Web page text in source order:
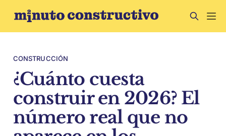
CONSTRUCCIÓN
¿Cuánto cuesta
construir en 2026? El
número real que no